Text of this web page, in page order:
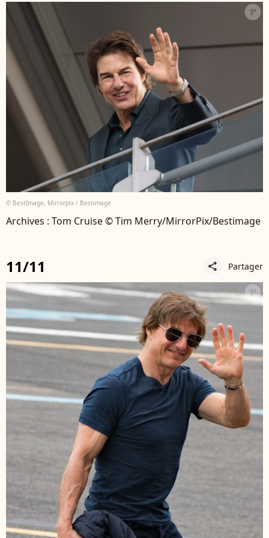
© BestImage, Mirrorpix / Bestimage
Archives : Tom Cruise © Tim Merry/MirrorPix/Bestimage
11/11 share Partager